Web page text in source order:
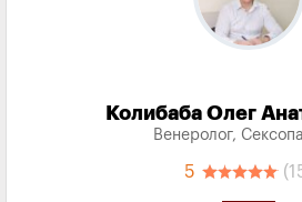
Колибаба Олег
Венеролог,
5